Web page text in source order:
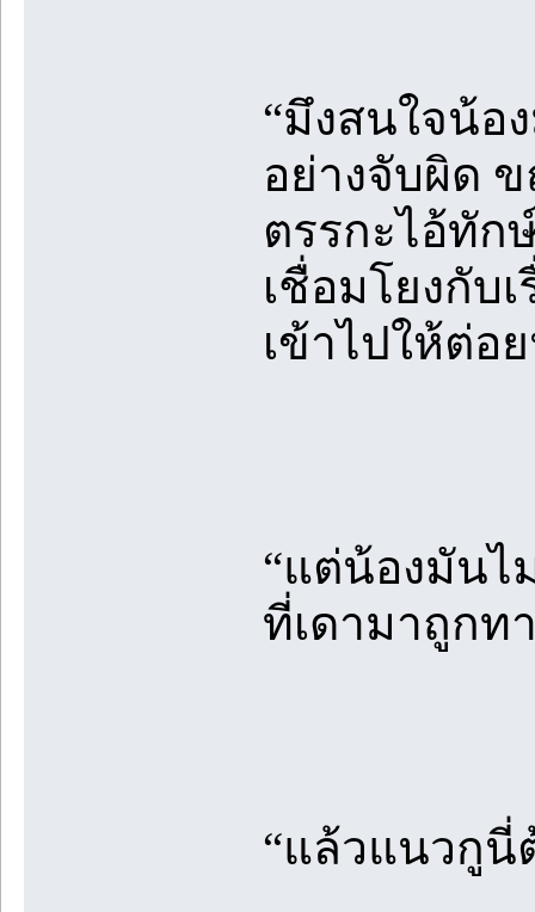
“มึงสนใจน้อ
อย่างจับผิด
ตรรกะไอ้ทัก
เชื่อมโยงกับ
เข้าไปให้ต่อ
“แต่น้องมันไ
ที่เดามาถูกท
“แล้วแนวกูนี่